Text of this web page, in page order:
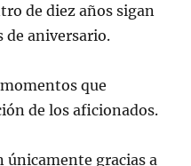
de diez años sigan
de aniversario.
que
de los aficionados.
únicamente gracias a